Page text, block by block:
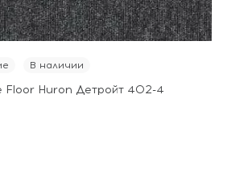
В наличии
Floor Huron Детройт 402-4